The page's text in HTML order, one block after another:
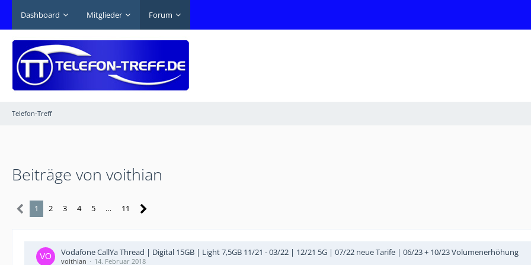
Dashboard Mitglieder Forum
Telefon-Treff
Beiträge von voithian
1 2 3 4 5 … 11
Vodafone CallYa Thread | Digital 15GB | Light 7,5GB 11/21 - 03/22 | 12/21 5G | 07/22 neue Tarife | 06/23 + 10/23 Volumenerhöhung
voithian 14. Februar 2018